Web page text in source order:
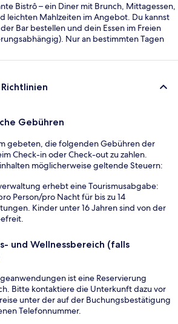
Bistrô – ein Diner mit Brunch, Mittagessen,
leichten Mahlzeiten im Angebot. Du kannst
Bar bestellen und dein Essen im Freien
Nur an bestimmten Tagen
Gebühren
gebeten, die folgenden Gebühren der
Check-in oder Check-out zu zahlen.
möglicherweise geltende Steuern:
erhebt eine Tourismusabgabe:
Person/pro Nacht für bis zu 14
Kinder unter 16 Jahren sind von der
und Wellnessbereich (falls
ist eine Reservierung
Bitte kontaktiere die Unterkunft dazu vor
unter der auf der Buchungsbestätigung
Telefonnummer.